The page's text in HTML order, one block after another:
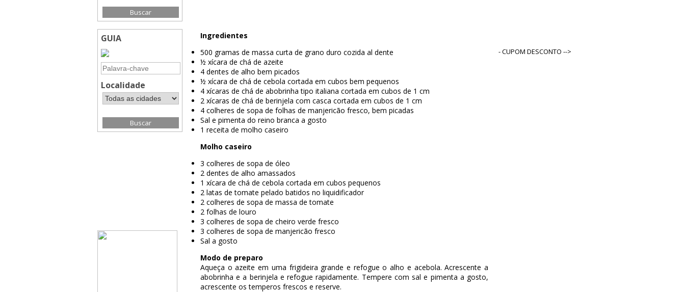
GUIA
Localidade
Ingredientes
500 gramas de massa curta de grano duro cozida al dente
½ xícara de chá de azeite
4 dentes de alho bem picados
½ xícara de chá de cebola cortada em cubos bem pequenos
4 xícaras de chá de abobrinha tipo italiana cortada em cubos de 1 cm
2 xícaras de chá de berinjela com casca cortada em cubos de 1 cm
4 colheres de sopa de folhas de manjericão fresco, bem picadas
Sal e pimenta do reino branca a gosto
1 receita de molho caseiro
Molho caseiro
3 colheres de sopa de óleo
2 dentes de alho amassados
1 xícara de chá de cebola cortada em cubos pequenos
2 latas de tomate pelado batidos no liquidificador
2 colheres de sopa de massa de tomate
2 folhas de louro
3 colheres de sopa de cheiro verde fresco
3 colheres de sopa de manjericão fresco
Sal a gosto
Modo de preparo
Aqueça o azeite em uma frigideira grande e refogue o alho e acebola. Acrescente a
abobrinha e a berinjela e refogue rapidamente. Tempere com sal e pimenta a gosto,
acrescente os temperos frescos e reserve.
- CUPOM DESCONTO -->